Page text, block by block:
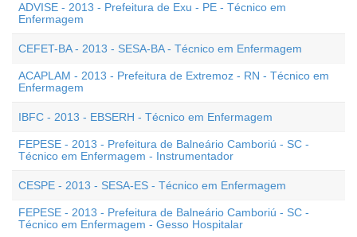
ADVISE - 2013 - Prefeitura de Exu - PE - Técnico em
Enfermagem
CEFET-BA - 2013 - SESA-BA - Técnico em Enfermagem
ACAPLAM - 2013 - Prefeitura de Extremoz - RN - Técnico em
Enfermagem
IBFC - 2013 - EBSERH - Técnico em Enfermagem
FEPESE - 2013 - Prefeitura de Balneário Camboriú - SC -
Técnico em Enfermagem - Instrumentador
CESPE - 2013 - SESA-ES - Técnico em Enfermagem
FEPESE - 2013 - Prefeitura de Balneário Camboriú - SC -
Técnico em Enfermagem - Gesso Hospitalar